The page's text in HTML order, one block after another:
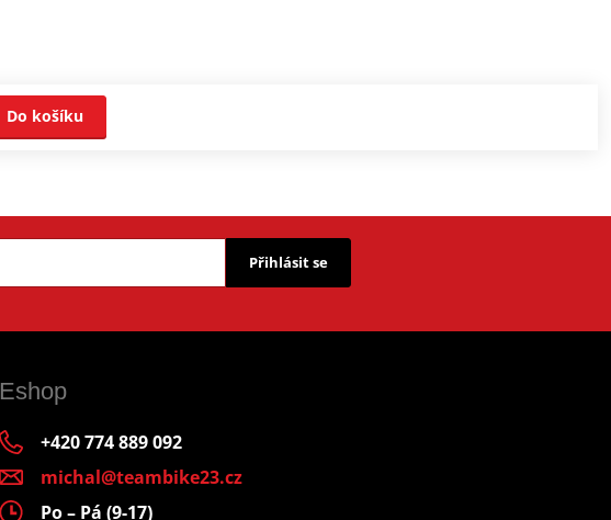
Do košíku
Přihlásit se
Eshop
+420 774 889 092
michal@teambike23.cz
Po – Pá (9-17)